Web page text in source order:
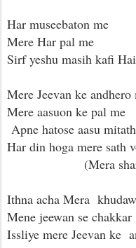
Har museebaton me
Mere Har pal me
Sirf yeshu masih kafi
Mere Jeevan ke andhero
Mere aasuon ke pal me
Apne hatose aasu
Har din hoga mere sath
(Mera
Ithna acha Mera
Mene jeewan se
Issliye mere Jeevan ke